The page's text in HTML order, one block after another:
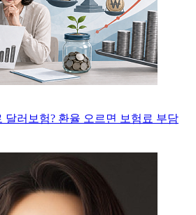
달러보험? 환율 오르면 보험료 부담